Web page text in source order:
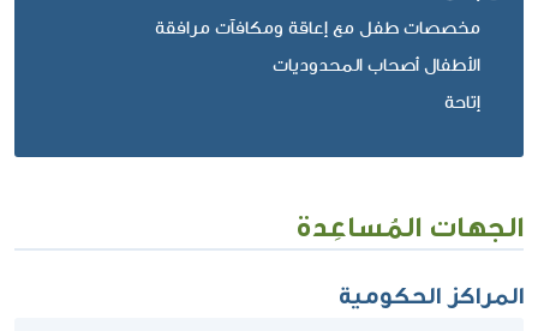
مخصصات طفل مع إعاقة ومكافآت مرافقة
الأطفال أصحاب المحدوديات
إتاحة
الجهات المُساعِدة
المراكز الحكومية